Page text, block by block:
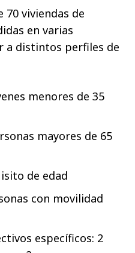
70 viviendas de
en varias
a distintos perfiles de
menores de 35
mayores de 65
de edad
con movilidad
específicos: 2